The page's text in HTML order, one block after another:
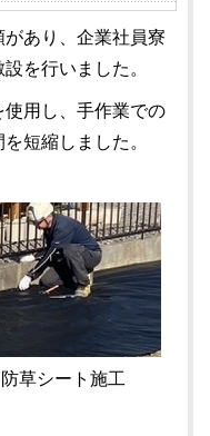
あり、企業社員寮
を行いました。
用し、手作業での
短縮しました。
防草シート施工